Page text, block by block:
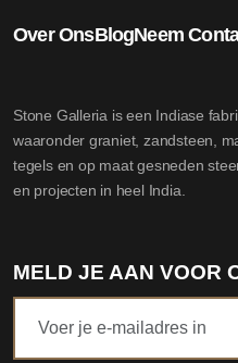
Over OnsBlogNeem
Stone Galleria is een Indiase
waaronder graniet, zandsteen,
tegels en op maat gesneden
en projecten in heel India.
MELD JE AAN VOOR